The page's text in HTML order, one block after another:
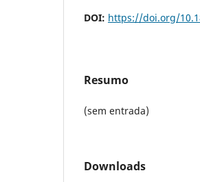
DOI: https://doi.org/
Resumo
(sem entrada)
Downloads